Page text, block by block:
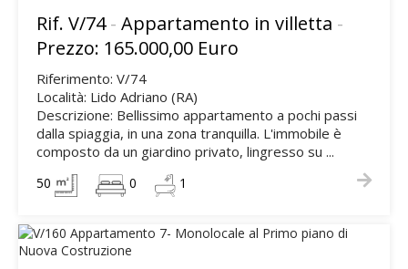
Rif. V/74- Appartamento in villetta -
Prezzo: 165.000,00 Euro
Riferimento: V/74
Località: Lido Adriano (RA)
Descrizione: Bellissimo appartamento a pochi passi
dalla spiaggia, in una zona tranquilla. L'immobile è
composto da un giardino privato, lingresso su ...
50 0 1